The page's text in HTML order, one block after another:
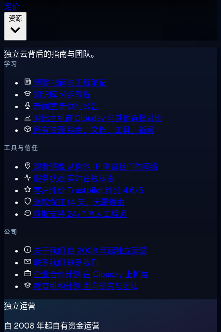
定价
独立云背后的指南与团队。
学习
博客指南与工程笔记
知识库 分步教程
新闻室 新闻与公告
对比主机商 Cloudzy 与其他选择对比
所有资源指南、文档、工具、新闻
工具与信任
观看镜像 从你的 IP 测试我们的网络
服务状态 实时在线状态
客户评价 Trustpilot 评分 4.6/5
退款保证 14 天，无需理由
获取支持 24/7 真人工程师
公司
关于我们 自 2008 年起独立运营
联系我们 联系我们
企业合作计划 在 Cloudzy 上扩展
教育机构计划 面向研究与团队
独立运营
自 2008 年起自有资金运营